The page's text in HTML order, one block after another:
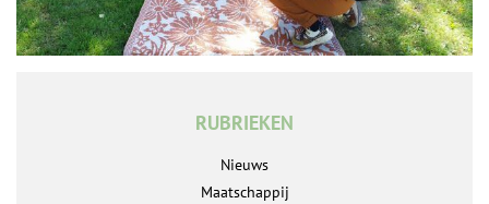
RUBRIEKEN
Nieuws
Maatschappij